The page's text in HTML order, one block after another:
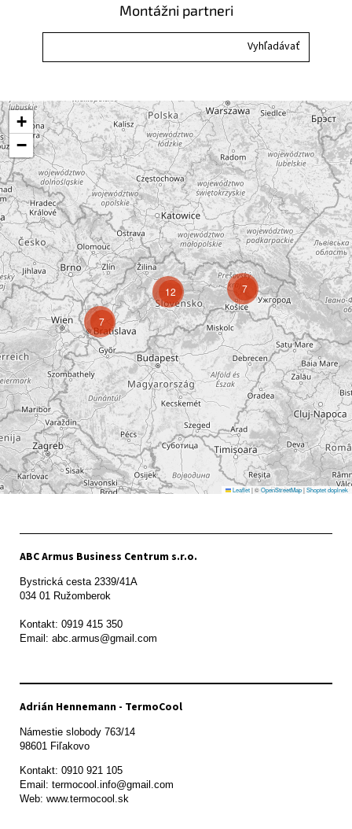
Montážni partneri
7
7
12
+
−
Leaflet|©OpenStreetMap|Shoptet doplnek
ABC Armus Business Centrum s.r.o.
Bystrická cesta 2339/41A
034 01 Ružomberok
Kontakt: 0919 415 350
Adrián Hennemann - TermoCool
Námestie slobody 763/14
98601 Fiľakovo
Kontakt: 0910 921 105
Email: termocool.info@gmail.com
Web: www.termocool.sk